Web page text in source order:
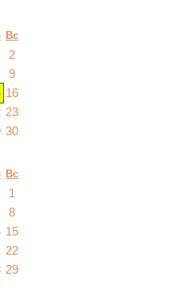
Вс
2
9
16
23
30
Вс
1
8
15
22
29